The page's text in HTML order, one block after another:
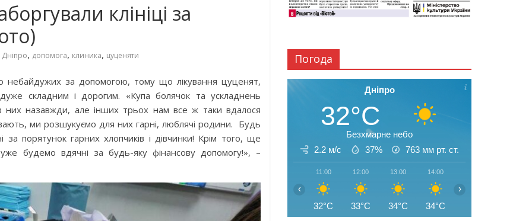
клініці за
Дніпро, допомога, клиника, цуценяти
небайдужих за допомогою, тому що лікування цуценят,
складним і дорогим. «Купа болячок та ускладнень
них назавжди, але інших трьох нам все ж таки вдалося
ми розшукуємо для них гарні, люблячі родини. Будь
за порятунок гарних хлопчиків і дівчинки! Крім того, ще
будемо вдячні за будь-яку фінансову допомогу!», –
Погода
Дніпро
32°C
Безхмарне небо
2.2 м/с
37% 763 мм рт. ст.
11:00
32°C
12:00
33°C
13:00
34°C
14:00
34°C
‹ ›